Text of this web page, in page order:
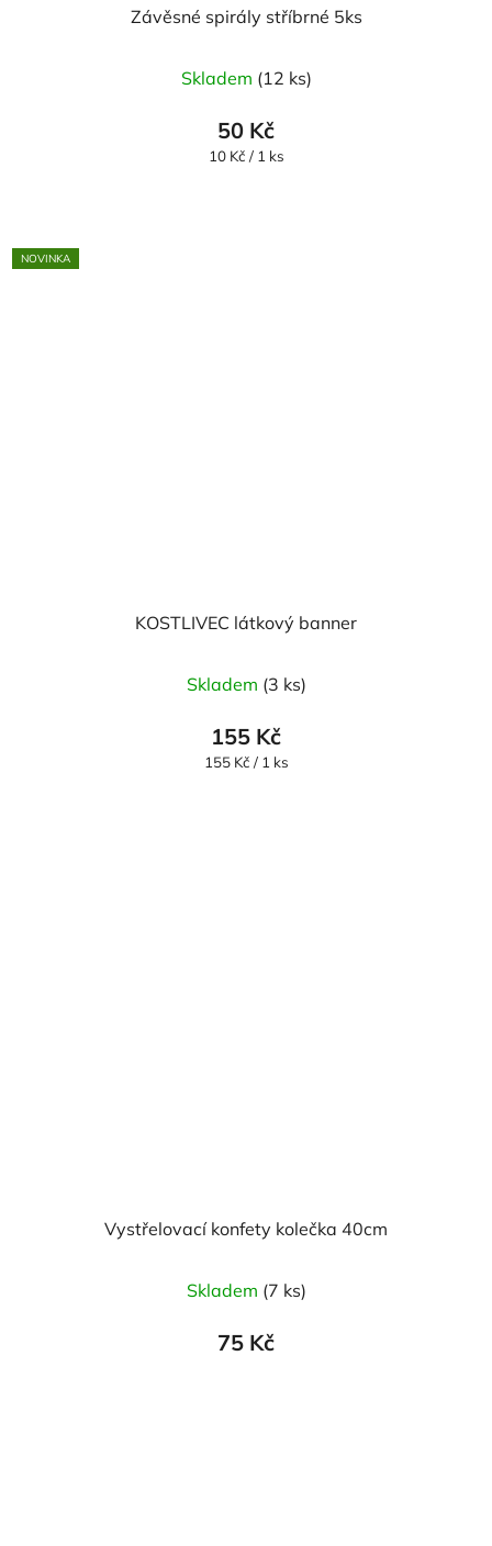
Závěsné spirály stříbrné 5ks
Skladem (12 ks)
50 Kč
Měrná
10 Kč / 1 ks
NOVINKA
KOSTLIVEC látkový banner
Skladem (3 ks)
155 Kč
Měrná
155 Kč / 1 ks
Vystřelovací konfety kolečka 40cm
Skladem (7 ks)
75 Kč